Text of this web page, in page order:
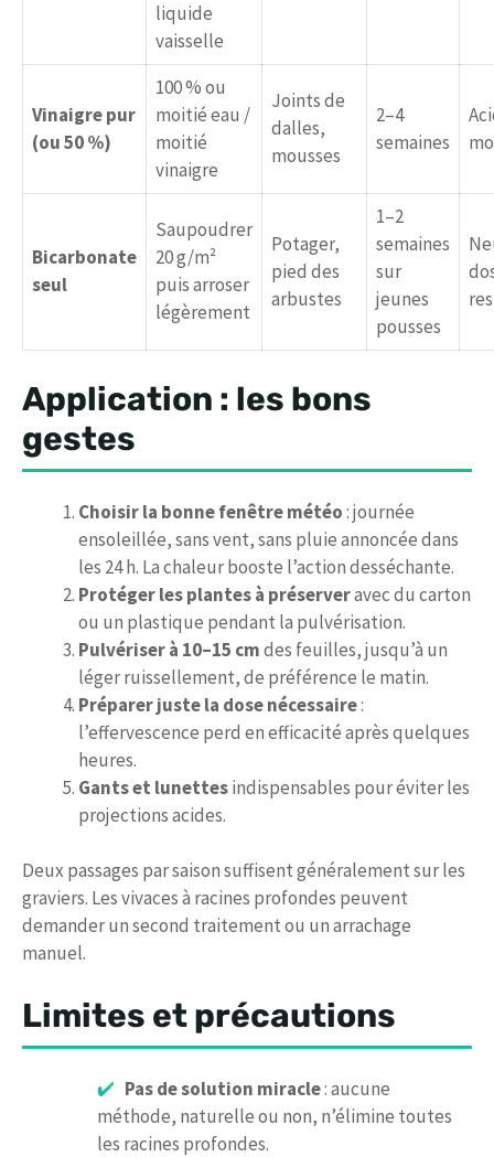
liquide
vaisselle
Vinaigre pur
(ou 50 %)
100 % ou
moitié eau /
moitié
vinaigre
Joints de
dalles,
mousses
2–4
semaines
Bicarbonate
seul
Saupoudrer
20 g/m²
puis arroser
légèrement
Potager,
pied des
arbustes
1–2
semaines
sur
jeunes
pousses
Application : les bons
gestes
Choisir la bonne fenêtre météo: journée
ensoleillée, sans vent, sans pluie annoncée dans
les 24 h. La chaleur booste l’action desséchante.
Protéger les plantes à préserveravec du carton
ou un plastique pendant la pulvérisation.
Pulvériser à 10–15 cmdes feuilles, jusqu’à un
léger ruissellement, de préférence le matin.
Préparer juste la dose nécessaire:
l’effervescence perd en efficacité après quelques
heures.
Gants et lunettesindispensables pour éviter les
projections acides.
Deux passages par saison suffisent généralement sur les
graviers. Les vivaces à racines profondes peuvent
demander un second traitement ou un arrachage
manuel.
Limites et précautions
Pas de solution miracle: aucune
méthode, naturelle ou non, n’élimine toutes
les racines profondes.